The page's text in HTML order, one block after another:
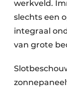
werkveld.
slechts een
integraal
van grote